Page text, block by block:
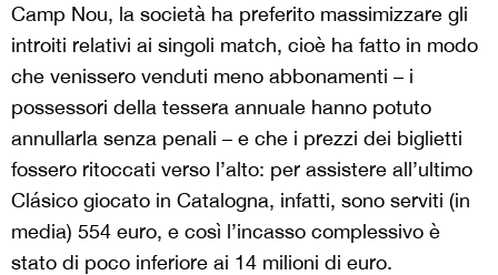
Camp Nou, la società ha preferito massimizzare gli
introiti relativi ai singoli match, cioè ha fatto in modo
che venissero venduti meno abbonamenti – i
possessori della tessera annuale hanno potuto
annullarla senza penali – e che i prezzi dei biglietti
fossero ritoccati verso l’alto: per assistere all’ultimo
Clásico giocato in Catalogna, infatti, sono serviti (in
media) 554 euro, e così l’incasso complessivo è
stato di poco inferiore ai 14 milioni di euro.